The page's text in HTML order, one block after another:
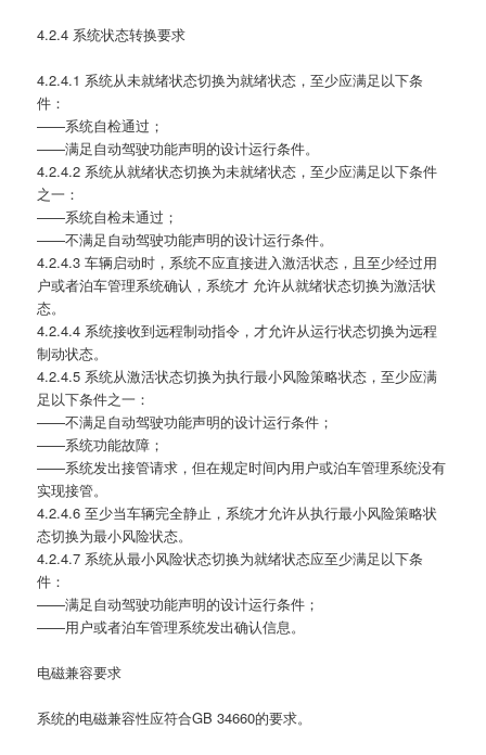
4.2.4 系统状态转换要求
4.2.4.1 系统从未就绪状态切换为就绪状态，至少应满足以下条
件：
——系统自检通过；
——满足自动驾驶功能声明的设计运行条件。
4.2.4.2 系统从就绪状态切换为未就绪状态，至少应满足以下条件
之一：
——系统自检未通过；
——不满足自动驾驶功能声明的设计运行条件。
4.2.4.3 车辆启动时，系统不应直接进入激活状态，且至少经过用
户或者泊车管理系统确认，系统才 允许从就绪状态切换为激活状
态。
4.2.4.4 系统接收到远程制动指令，才允许从运行状态切换为远程
制动状态。
4.2.4.5 系统从激活状态切换为执行最小风险策略状态，至少应满
足以下条件之一：
——不满足自动驾驶功能声明的设计运行条件；
——系统功能故障；
——系统发出接管请求，但在规定时间内用户或泊车管理系统没有
实现接管。
4.2.4.6 至少当车辆完全静止，系统才允许从执行最小风险策略状
态切换为最小风险状态。
4.2.4.7 系统从最小风险状态切换为就绪状态应至少满足以下条
件：
——满足自动驾驶功能声明的设计运行条件；
——用户或者泊车管理系统发出确认信息。
电磁兼容要求
系统的电磁兼容性应符合GB 34660的要求。